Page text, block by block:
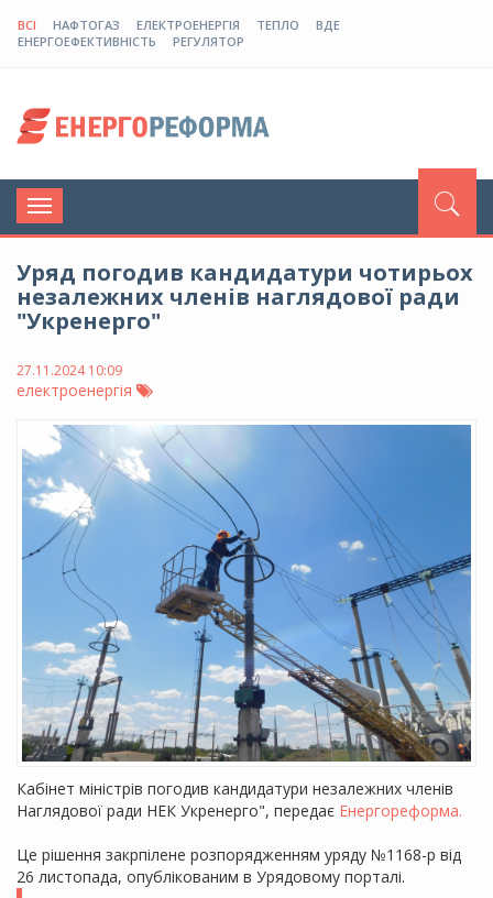
ВСІ НАФТОГАЗ ЕЛЕКТРОЕНЕРГІЯ ТЕПЛО
ВДЕ
ЕНЕРГОЕФЕКТИВНІСТЬ
РЕГУЛЯТОР
Toggle
navigation
Уряд погодив кандидатури чотирьох
незалежних членів наглядової ради
"Укренерго"
27.11.2024 10:09
електроенергія
Кабінет міністрів погодив кандидатури незалежних членів
Наглядової ради НЕК Укренерго", передає Енергореформа.
Це рішення закрпілене розпорядженням уряду №1168-р від
26 листопада, опублікованим в Урядовому порталі.